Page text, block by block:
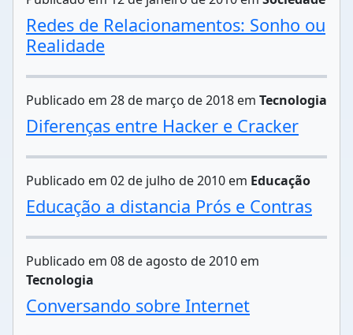
Redes de Relacionamentos: Sonho ou
Realidade
Publicado em 28 de março de 2018 em Tecnologia
Diferenças entre Hacker e Cracker
Publicado em 02 de julho de 2010 em Educação
Educação a distancia Prós e Contras
Publicado em 08 de agosto de 2010 em
Tecnologia
Conversando sobre Internet